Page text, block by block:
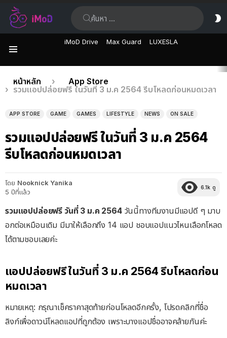
iMoD Drive Max Guard LUXESLA
เรื่อง
ล่าสุด
คุณอยู่ที่นี่:
หน้าหลัก
App Store
รวมแอปปล่อยฟรี ในวันที่ 3 ม.ค 2564 รีบโหลดก่อนหมดเวลา
APP STORE GAME GAMES LIFESTYLE NEWS ON SALE
รวมแอปปล่อยฟรี ในวันที่ 3 ม.ค 2564
รีบโหลดก่อนหมดเวลา
โดย Nooknick Yanika
5 ปีที่แล้ว
6.1k ดู
รวมแอปปล่อยฟรี วันที่ 3 ม.ค 2564วันนี้ทางทีมงานมีแอปดี ๆ มาบ
อกต่อเหมือนเดิม มีมาให้เลือกถึง 14 แอป ชอบแอปแนวไหนเลือกโหลด
ได้ตามชอบเลยค่ะ
แอปปล่อยฟรี ในวันที่ 3 ม.ค 2564 รีบโหลดก่อน
หมดเวลา
หมายเหตุ: กรุณาเช็คราคาสุดท้ายก่อนโหลดอีกครั้ง, โปรดคลิกที่ชื่อ
ลิงก์เพื่อดาวน์โหลดแอปที่ถูกต้อง เพราะบางแอปชื่ออาจคล้ายกันค่ะ